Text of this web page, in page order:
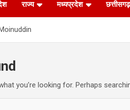
राज्य मध्यप्रदेश छत्तीसगढ़
you’re looking for. Perhaps